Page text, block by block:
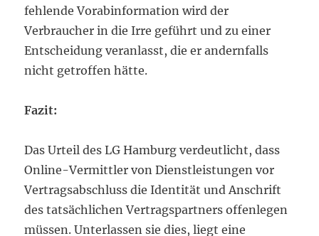
fehlende Vorabinformation wird der
Verbraucher in die Irre geführt und zu einer
Entscheidung veranlasst, die er andernfalls
nicht getroffen hätte.
Fazit:
Das Urteil des LG Hamburg verdeutlicht, dass
Online-Vermittler von Dienstleistungen vor
Vertragsabschluss die Identität und Anschrift
des tatsächlichen Vertragspartners offenlegen
müssen. Unterlassen sie dies, liegt eine